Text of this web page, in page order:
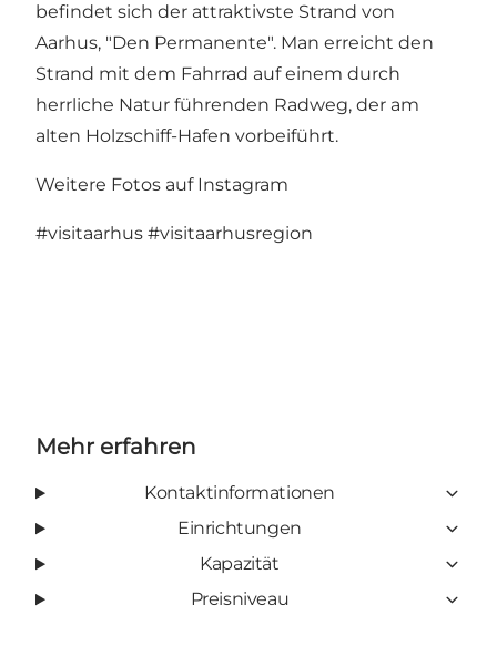
befindet sich der attraktivste Strand von
Aarhus, "Den Permanente". Man erreicht den
Strand mit dem Fahrrad auf einem durch
herrliche Natur führenden Radweg, der am
alten Holzschiff-Hafen vorbeiführt.
Weitere Fotos auf Instagram
#visitaarhus #visitaarhusregion
Mehr erfahren
Kontaktinformationen
Einrichtungen
Kapazität
Preisniveau